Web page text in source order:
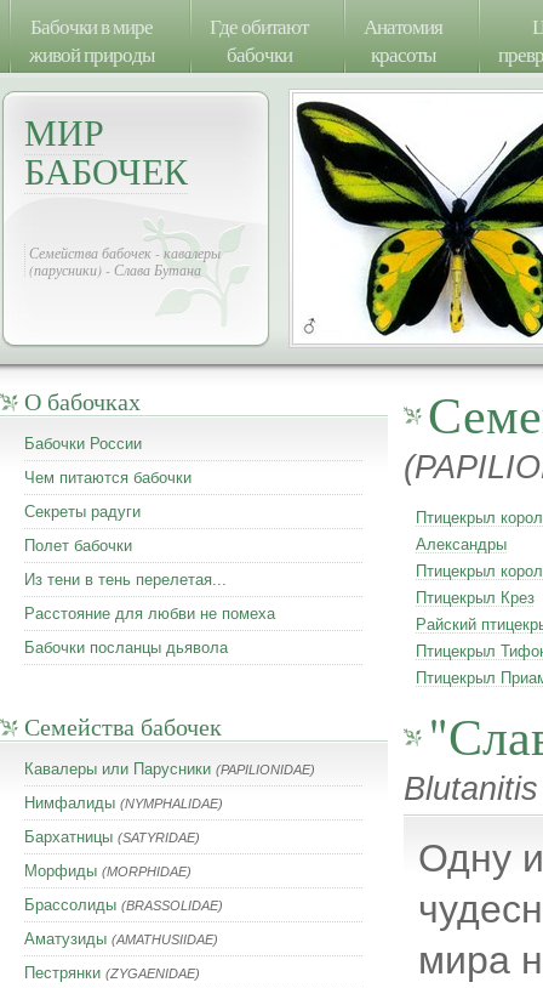
Бабочки в мире
живой природы
Где обитают
бабочки
Анатомия
красоты
МИР
БАБОЧЕК
Семейства бабочек - кавалеры
(парусники) - Слава Бутана
О бабочках
Бабочки России
Чем питаются бабочки
Секреты радуги
Полет бабочки
Из тени в тень перелетая...
Расстояние для любви не помеха
Бабочки посланцы дьявола
Семейства бабочек
Кавалеры или Парусники (PAPILIONIDAE)
Нимфалиды (NYMPHALIDAE)
Бархатницы (SATYRIDAE)
Морфиды (MORPHIDAE)
Брассолиды (BRASSOLIDAE)
Аматузиды (AMATHUSIIDAE)
Пестрянки (ZYGAENIDAE)
Птицекрыл
Александры
Птицекрыл
Птицекрыл Крез
Райский
Птицекрыл
Птицекрыл
Одну
мира